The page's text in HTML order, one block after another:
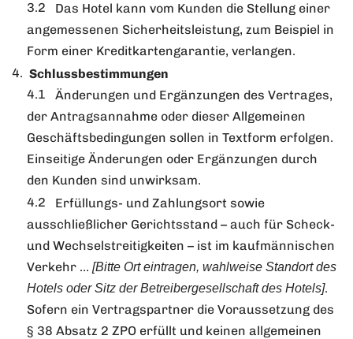
Das Hotel kann vom Kunden die Stellung einer
angemessenen Sicherheitsleistung, zum Beispiel in
Form einer Kreditkartengarantie, verlangen.
Schlussbestimmungen
Änderungen und Ergänzungen des Vertrages,
der Antragsannahme oder dieser Allgemeinen
Geschäftsbedingungen sollen in Textform erfolgen.
Einseitige Änderungen oder Ergänzungen durch
den Kunden sind unwirksam.
Erfüllungs- und Zahlungsort sowie
ausschließlicher Gerichtsstand – auch für Scheck-
und Wechselstreitigkeiten – ist im kaufmännischen
Verkehr … [Bitte Ort eintragen, wahlweise Standort des
Hotels oder Sitz der Betreibergesellschaft des Hotels].
Sofern ein Vertragspartner die Voraussetzung des
§ 38 Absatz 2 ZPO erfüllt und keinen allgemeinen